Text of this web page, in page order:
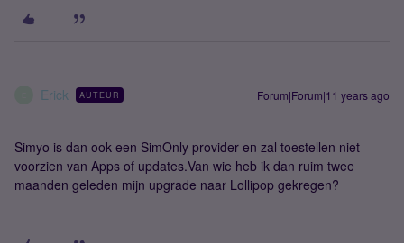
Erick AUTEUR Forum|Forum|11 years ago
Simyo is dan ook een SimOnly provider en zal toestellen niet
voorzien van Apps of updates.Van wie heb ik dan ruim twee
maanden geleden mijn upgrade naar Lollipop gekregen?